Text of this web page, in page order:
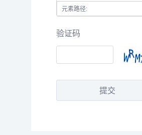
元素路径:
验证码
提交